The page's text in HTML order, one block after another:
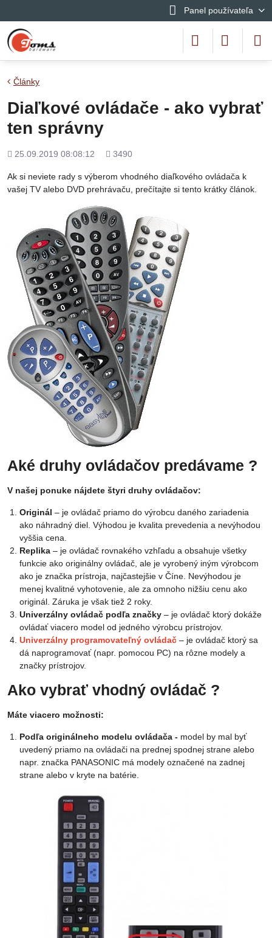
Panel používateľa
Články
Diaľkové ovládače - ako vybrať
ten správny
Pridané
25.09.2019 08:08:12
Počet
3490
Ak si neviete rady s výberom vhodného diaľkového ovládača k
vašej TV alebo DVD prehrávaču, prečítajte si tento krátky článok.
Aké druhy ovládačov predávame ?
V našej ponuke nájdete štyri druhy ovládačov:
Originál – je ovládač priamo do výrobcu daného zariadenia
ako náhradný diel. Výhodou je kvalita prevedenia a nevýhodou
vyššia cena.
Replika – je ovládač rovnakého vzhľadu a obsahuje všetky
funkcie ako originálny ovládač, ale je vyrobený iným výrobcom
ako je značka prístroja, najčastejšie v Číne. Nevýhodou je
menej kvalitné vyhotovenie, ale za omnoho nižšiu cenu ako
originál. Záruka je však tiež 2 roky.
Univerzálny ovládač podľa značky – je ovládač ktorý dokáže
ovládať viacero model od jedného výrobcu prístrojov.
Univerzálny programovateľný ovládač – je ovládač ktorý sa
dá naprogramovať (napr. pomocou PC) na rôzne modely a
značky prístrojov.
Ako vybrať vhodný ovládač ?
Máte viacero možnosti:
Podľa originálneho modelu ovládača - model by mal byť
uvedený priamo na ovládači na prednej spodnej strane alebo
napr. značka PANASONIC má modely označené na zadnej
strane alebo v kryte na batérie.